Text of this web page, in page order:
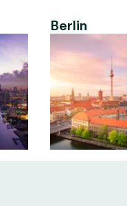
Berlin